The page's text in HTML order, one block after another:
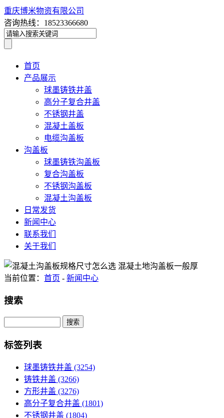
重庆博米物资有限公司
咨询热线：18523366680
首页
产品展示
球墨铸铁井盖
高分子复合井盖
不锈钢井盖
混凝土盖板
电缆沟盖板
沟盖板
球墨铸铁沟盖板
复合沟盖板
不锈钢沟盖板
混凝土沟盖板
日常发货
新闻中心
联系我们
关于我们
当前位置： 首页 - 新闻中心
搜索
Search
标签列表
球墨铸铁井盖 (3254)
铸铁井盖 (3266)
方形井盖 (3276)
高分子复合井盖 (1801)
不锈钢井盖 (1804)